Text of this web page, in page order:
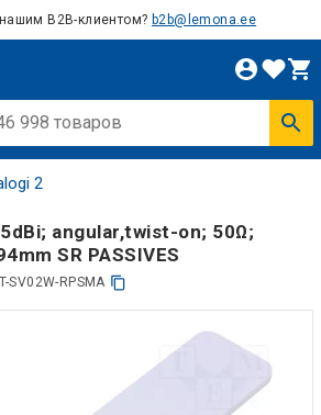
B2B-клиентом? b2b@lemona.ee
2
angular,twist-on; 50Ω;
SR PASSIVES
SV02W-RPSMA